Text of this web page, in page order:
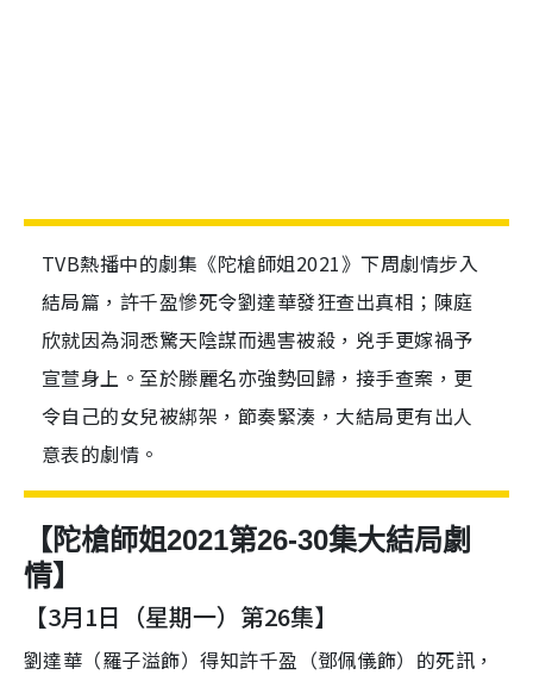
TVB熱播中的劇集《陀槍師姐2021》下周劇情步入
結局篇，許千盈慘死令劉達華發狂查出真相；陳庭
欣就因為洞悉驚天陰謀而遇害被殺，兇手更嫁禍予
宣萱身上。至於滕麗名亦強勢回歸，接手查案，更
令自己的女兒被綁架，節奏緊湊，大結局更有出人
意表的劇情。
【陀槍師姐2021第26-30集大結局劇
情】
【3月1日（星期一）第26集】
劉達華（羅子溢飾）得知許千盈（鄧佩儀飾）的死訊，